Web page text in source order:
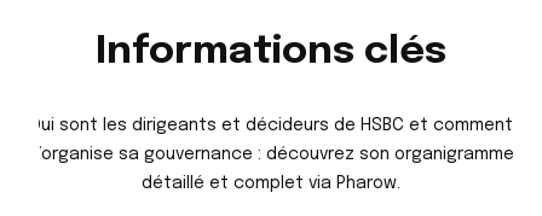
Informations clés
Qui sont les dirigeants et décideurs de HSBC et comment
s’organise sa gouvernance : découvrez son organigramme
détaillé et complet via Pharow.